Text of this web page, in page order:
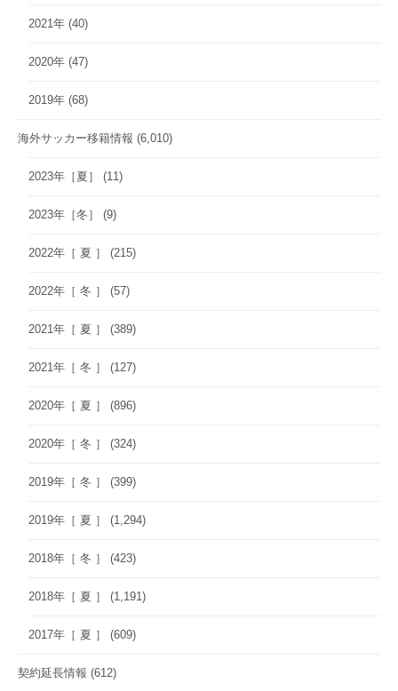
2021年 (40)
2020年 (47)
2019年 (68)
海外サッカー移籍情報 (6,010)
2023年［夏］ (11)
2023年［冬］ (9)
2022年［ 夏 ］ (215)
2022年［ 冬 ］ (57)
2021年［ 夏 ］ (389)
2021年［ 冬 ］ (127)
2020年［ 夏 ］ (896)
2020年［ 冬 ］ (324)
2019年［ 冬 ］ (399)
2019年［ 夏 ］ (1,294)
2018年［ 冬 ］ (423)
2018年［ 夏 ］ (1,191)
2017年［ 夏 ］ (609)
契約延長情報 (612)